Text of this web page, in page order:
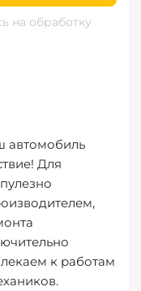
на обработку
автомобиль
Для
к работам